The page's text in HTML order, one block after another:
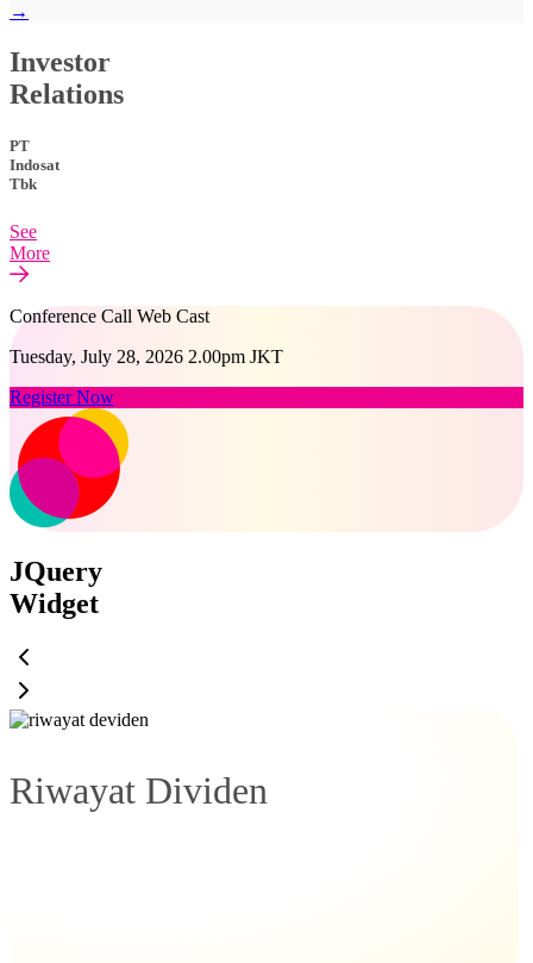
→
Investor
Relations
PT
Indosat
Tbk
See
More
Conference Call Web Cast
Tuesday, July 28, 2026 2.00pm JKT
Register Now
JQuery
Widget
Riwayat Dividen